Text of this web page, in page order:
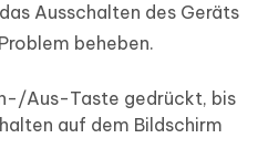
wenn der Google
wurde und sich nicht
Ausschalten des Geräts
beheben.
Aus-Taste gedrückt, bis
auf dem Bildschirm